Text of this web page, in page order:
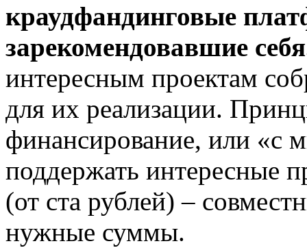
краудфандинговые
зарекомендовавшие
интересным проектам
для их реализации.
финансирование, или «с
поддержать интересные
(от ста рублей) –
нужные суммы.